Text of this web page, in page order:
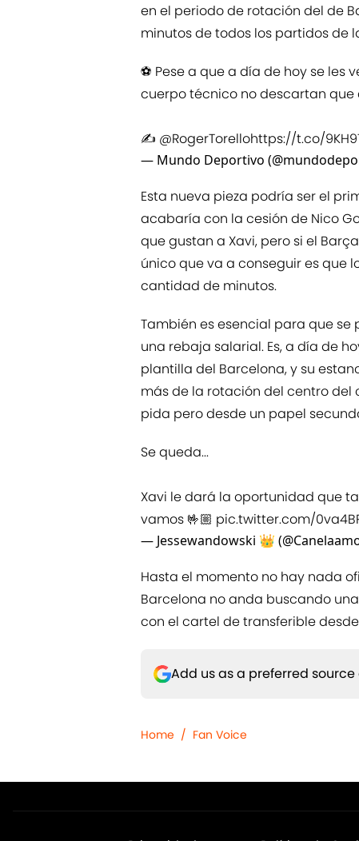
en el periodo de rotación del de
minutos de todos los partidos de
⚽ Pese a que a día de hoy se les
cuerpo técnico no descartan
✍️ @RogerTorellohttps://t.co/
— Mundo Deportivo
Esta nueva pieza podría ser el
acabaría con la cesión de Nico
que gustan a Xavi, pero si el
único que va a conseguir es que
cantidad de minutos.
También es esencial para que
una rebaja salarial. Es, a día de
plantilla del Barcelona, y su
más de la rotación del centro
pida pero desde un papel
Se queda...
Xavi le dará la oportunidad que
vamos 🤟🏼 pic.twitter.com/
— Jessewandowski 👑
Hasta el momento no hay nada
Barcelona no anda buscando
con el cartel de transferible
Add us as a preferred source
Home / Fan Voice